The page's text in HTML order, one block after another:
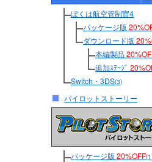
ぼくは航空管制官4
パッケージ版
ダウンロード版
本編製品
追加ｽﾃｰｼﾞ
Switch・3DS(3)
パイロットストーリー
パッケージ版 20%OFF